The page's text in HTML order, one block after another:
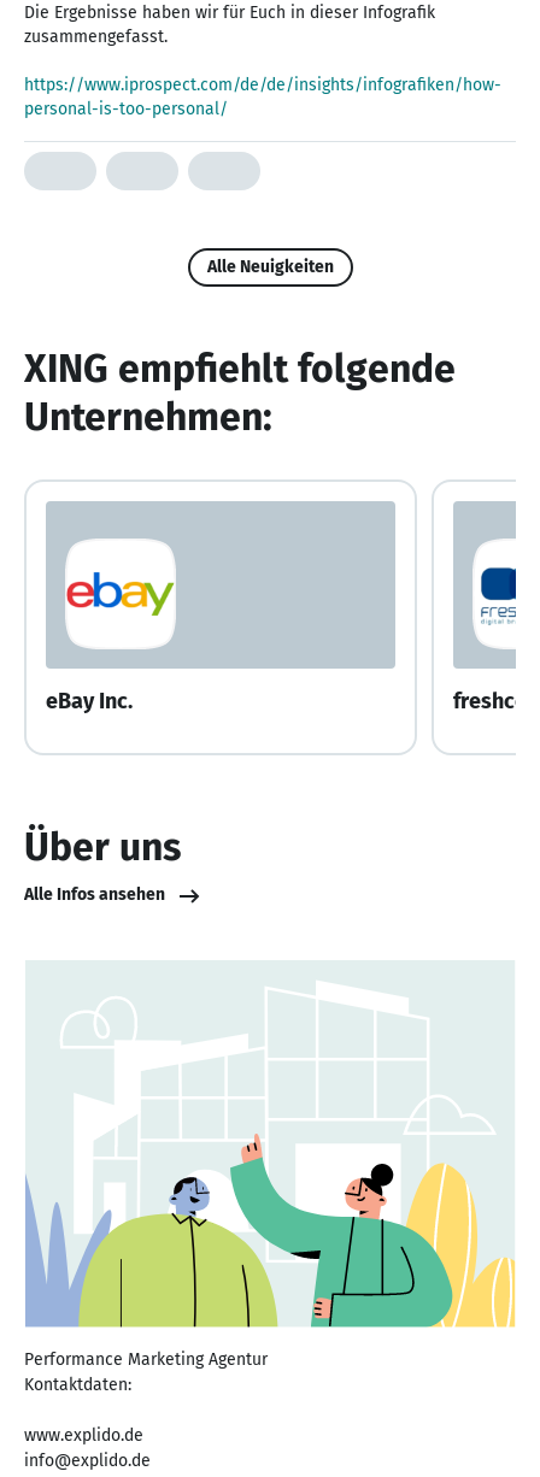
Die Ergebnisse haben wir für Euch in dieser Infografik
zusammengefasst.
https://www.iprospect.com/de/de/insights/infografiken/how-
personal-is-too-personal/
Alle Neuigkeiten
XING empfiehlt folgende
Unternehmen:
eBay Inc.
Über uns
Alle Infos ansehen
Performance Marketing Agentur
Kontaktdaten:
www.explido.de
info@explido.de